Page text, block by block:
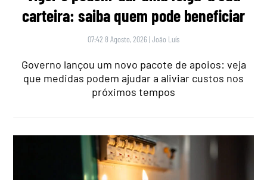
carteira: saiba quem pode beneficiar
07:42 8 Agosto, 2026 |João Luís
Governo lançou um novo pacote de apoios: veja
que medidas podem ajudar a aliviar custos nos
próximos tempos